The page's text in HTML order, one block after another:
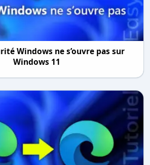
Windows ne s’ouvre pas sur
Windows 11